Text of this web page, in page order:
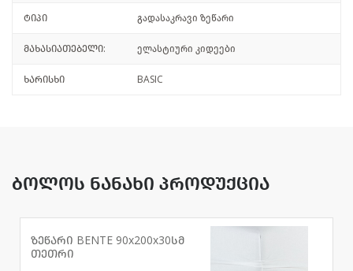
ტიპი გადასაკრავი ზეწარი
მახასიათებელი: ელასტიური კიდეები
ხარისხი BASIC
ბოლოს ნანახი პროდუქცია
ზეწარი BENTE 90x200x30სმ
თეთრი